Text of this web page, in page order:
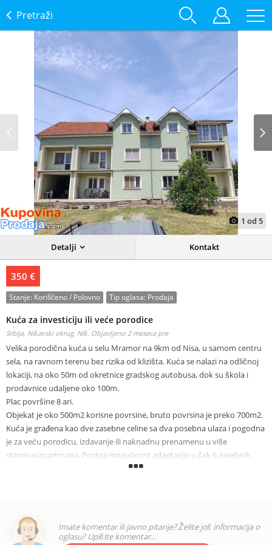
Pretraži
1 od 5
Detalji Kontakt
350 €
Stanje: Korišćeno / Polovno Tip oglasa: Prodaja
Kuća za investiciju ili veće porodice
Srbija, Nišavski okrug, Niš, Objavljeno 2 meseca pre
Velika porodična kuća u selu Mramor na 9km od Nisa, u samom centru
sela, na ravnom terenu bez rizika od klizišta. Kuća se nalazi na odličnoj
lokaciji, na oko 50m od okretnice gradskog autobusa, dok su škola i
prodavnice udaljene oko 100m.
Plac površine 8 ari.
Objekat je oko 500m2 korisne povrsine, bruto povrsina je preko 700m2.
Kuća je građena kao dve zasebne celine sa dva posebna ulaza i pogodna
je za veću porodicu, izdavanje ili naknadnu prenamenu u više
stanova/apartmana. Postoji mogućnost adaptacije u čak 6 zasebnih
velika terasa
letnja kuhinja
Imate komentar ili javno pitanje? Želite još informacija o
oglasu? Upišite komentar...